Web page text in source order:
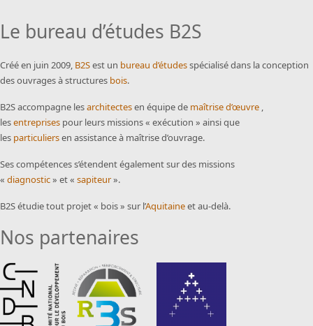
Le bureau d’études B2S
Créé en juin 2009, B2Sest un bureau d’étudesspécialisé dans la conception
des ouvrages à structures bois.
B2S accompagne lesarchitectesen équipe de maîtrise d’œuvre
lesentreprises pour leurs missions « exécution » ainsi que
les particuliersen assistance à maîtrise d’ouvrage.
Ses compétences s’étendent également sur des missions
« diagnostic» et « sapiteur».
B2S étudie tout projet « bois » sur l’Aquitaineet au-delà.
Nos partenaires